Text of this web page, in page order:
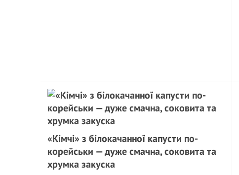
«Кімчі» з білокачанної капусти по-
корейськи — дуже смачна, соковита та
хрумка закуска